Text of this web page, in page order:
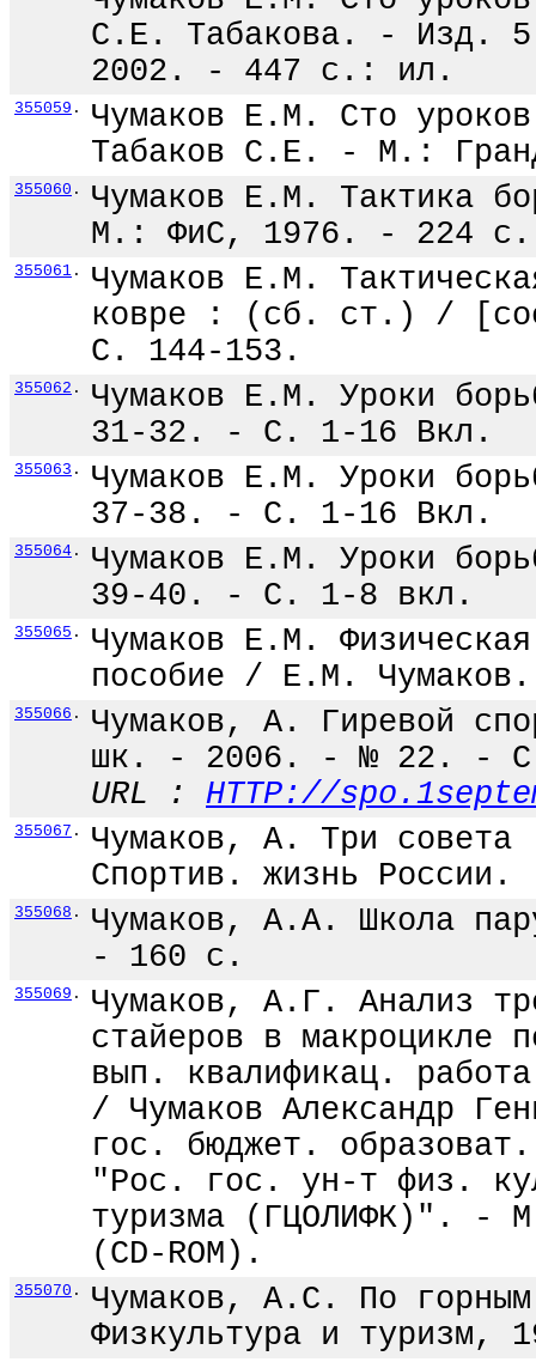
С.Е. Табакова. - Изд.
2002. - 447 с.: ил.
355059 .
Чумаков Е.М. Сто
Табаков С.Е. - М.:
355060 .
Чумаков Е.М. Тактика
М.: ФиС, 1976. - 224
355061 .
Чумаков Е.М.
ковре : (сб. ст.) /
С. 144-153.
355062 .
Чумаков Е.М. Уроки
31-32. - С. 1-16 Вкл.
355063 .
Чумаков Е.М. Уроки
37-38. - С. 1-16 Вкл.
355064 .
Чумаков Е.М. Уроки
39-40. - С. 1-8 вкл.
355065 .
Чумаков Е.М.
пособие / Е.М.
355066 .
Чумаков, А. Гиревой
шк. - 2006. - № 22. -
URL : HTTP://
355067 .
Чумаков, А. Три
Спортив. жизнь
355068 .
Чумаков, А.А. Школа
- 160 с.
355069 .
Чумаков, А.Г. Анализ
стайеров в макроцикле
вып. квалификац.
/ Чумаков Александр
гос. бюджет.
"Рос. гос. ун-т физ.
туризма (ГЦОЛИФК)". -
(CD-ROM).
355070 .
Чумаков, А.С. По
Физкультура и туризм,